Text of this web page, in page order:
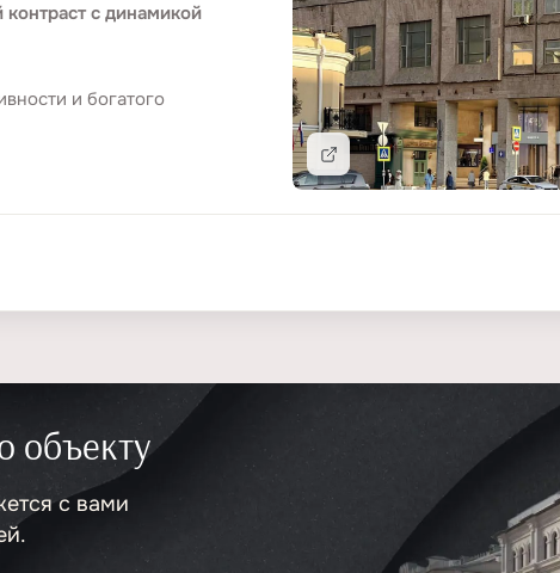
контраст с динамикой
и богатого
Подробнее
объекту
с вами